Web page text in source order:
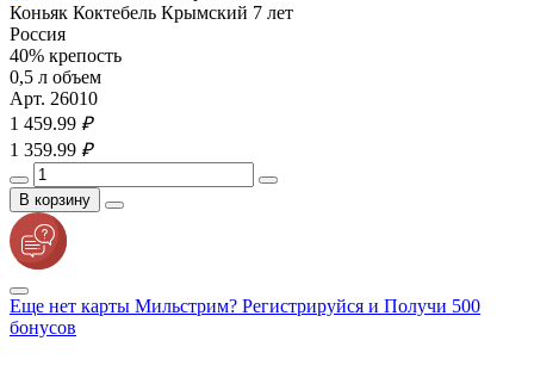
Коньяк Коктебель Крымский 7 лет
Россия
40% крепость
0,5 л объем
Арт. 26010
1 459.99 ₽
1 359.99 ₽
В корзину
Еще нет карты Мильстрим? Регистрируйся и Получи 500
бонусов